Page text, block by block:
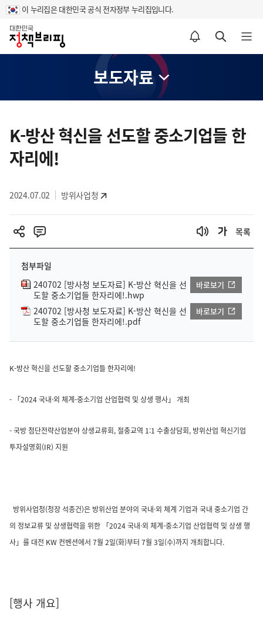
이 누리집은 대한민국 공식 전자정부 누리집입니다.
홈
알림설정 바로가기 검색 바로가기 메뉴 열기
보도자료
텐
츠
영
K-방산 혁신을 선도할 중소기업들 한
자리에!
2024.07.02 방위사업청
목록
첨부파일
240702 [방사청 보도자료] K-방산 혁신을 선
도할 중소기업들 한자리에!.hwp
바로보기
240702 [방사청 보도자료] K-방산 혁신을 선
도할 중소기업들 한자리에!.pdf
바로보기
K-방산 혁신을 선도할 중소기업들 한자리에!
- 「2024 국내·외 체계-중소기업 산업협력 및 상생 행사」 개최
- 국방 첨단전략산업분야 상생교류회, 절충교역 1:1 수출상담회, 방위산업 혁신기업
투자설명회(IR) 지원
방위사업청(청장 석종건)은 방위산업 분야의 국내·외 체계 기업과 국내 중소기업 간
의 정보교류 및 상생협력을 위한 「2024 국내·외 체계-중소기업 산업협력 및 상생 행
사」를 대전 KW 컨벤션에서 7월 2일(화)부터 7월 3일(수)까지 개최합니다.
[행사 개요]